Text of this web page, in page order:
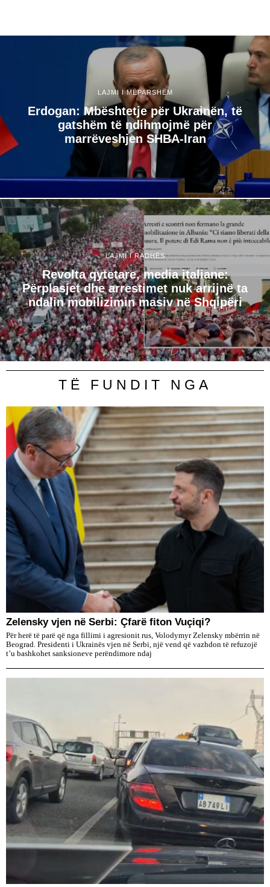
LAJMI I MËPARSHËM
Erdogan: Mbështetje për Ukrainën, të
gatshëm të ndihmojmë për
marrëveshjen SHBA-Iran
LAJMI I RADHËS
Revolta qytetare, media italiane:
Përplasjet dhe arrestimet nuk arrijnë ta
ndalin mobilizimin masiv në Shqipëri
TË FUNDIT NGA
Zelensky vjen në Serbi: Çfarë fiton Vuçiqi?
Për herë të parë që nga fillimi i agresionit rus, Volodymyr Zelensky mbërrin në
Beograd. Presidenti i Ukrainës vjen në Serbi, një vend që vazhdon të refuzojë
t’u bashkohet sanksioneve perëndimore ndaj